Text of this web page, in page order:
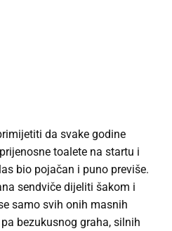
da svake godine
toalete na startu i
bio pojačan i puno previše.
sendviče dijeliti šakom i
samo svih onih masnih
bezukusnog graha, silnih